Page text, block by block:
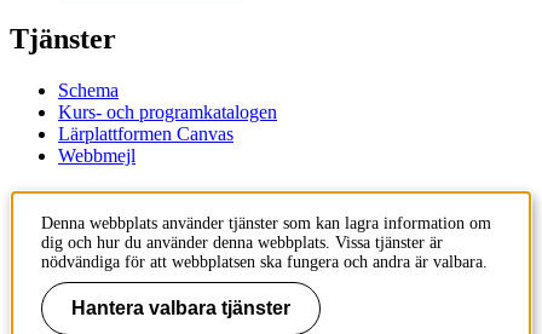
Tjänster
Schema
Kurs- och programkatalogen
Lärplattformen Canvas
Webbmejl
Kontakt
KTH
100 44 Stockholm
+46 8 790 60 00
Denna webbplats använder tjänster som kan lagra information om
dig och hur du använder denna webbplats. Vissa tjänster är
nödvändiga för att webbplatsen ska fungera och andra är valbara.
Hantera valbara tjänster